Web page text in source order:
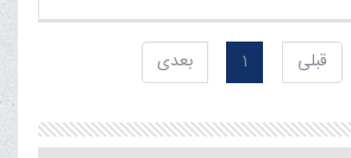
حجاب هستند
صلّی الله علیه وآله وسلّم بود
قبلی
1 بعدی